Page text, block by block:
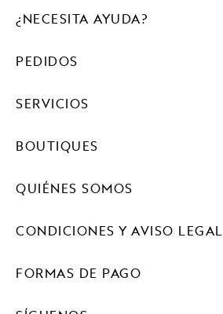
FORMAS DE PAGO
¿NECESITA AYUDA?
PEDIDOS
SERVICIOS
BOUTIQUES
QUIÉNES SOMOS
CONDICIONES Y AVISO LEGAL